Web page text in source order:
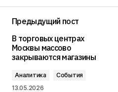
Предыдущий пост
В торговых центрах
Москвы массово
закрываются магазины
Аналитика
События
13.05.2026